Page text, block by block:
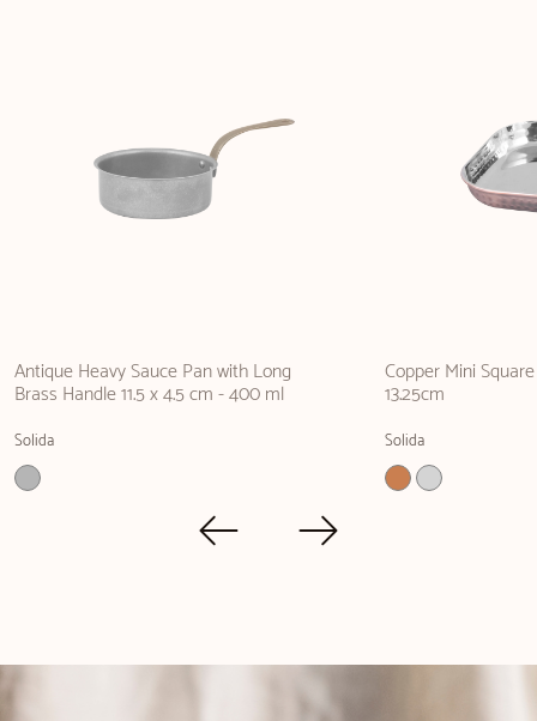
Antique Heavy Sauce Pan with Long
Brass Handle 11.5 x 4.5 cm - 400 ml
Solida
Copper Mini
13.25cm
Solida